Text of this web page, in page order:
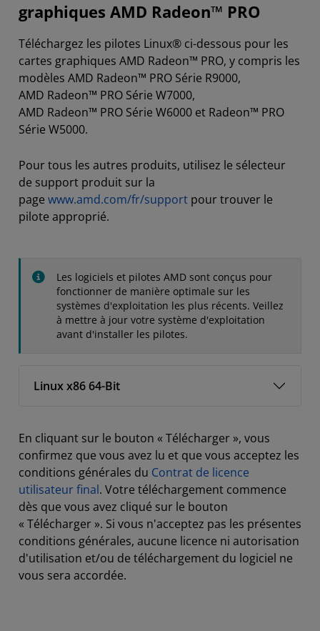
graphiques AMD Radeon™ PRO
Téléchargez les pilotes Linux® ci-dessous pour les
cartes graphiques AMD Radeon™ PRO, y compris les
modèles AMD Radeon™ PRO Série R9000,
AMD Radeon™ PRO Série W7000,
AMD Radeon™ PRO Série W6000 et Radeon™ PRO
Série W5000.
Pour tous les autres produits, utilisez le sélecteur
de support produit sur la
page www.amd.com/fr/support pour trouver le
pilote approprié.
Les logiciels et pilotes AMD sont conçus pour
fonctionner de manière optimale sur les
systèmes d'exploitation les plus récents. Veillez
à mettre à jour votre système d'exploitation
avant d'installer les pilotes.
Linux x86 64-Bit
En cliquant sur le bouton « Télécharger », vous
confirmez que vous avez lu et que vous acceptez les
conditions générales du Contrat de licence
utilisateur final. Votre téléchargement commence
dès que vous avez cliqué sur le bouton
« Télécharger ». Si vous n'acceptez pas les présentes
conditions générales, aucune licence ni autorisation
d'utilisation et/ou de téléchargement du logiciel ne
vous sera accordée.